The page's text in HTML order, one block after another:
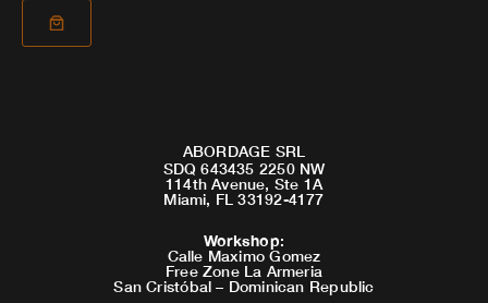
ABORDAGE SRL
SDQ 643435 2250 NW
114th Avenue, Ste 1A
Miami, FL 33192-4177
Workshop:
Calle Maximo Gomez
Free Zone La Armeria
San Cristóbal – Dominican Republic